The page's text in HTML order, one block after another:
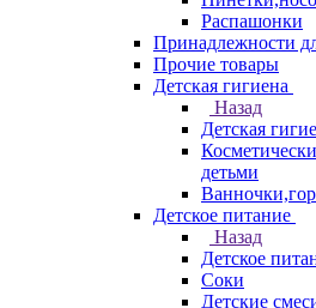
Распашонки
Принадлежности
Прочие товары
Детская гигиена
Назад
Детская
детьми
Детское питание
Назад
Детское
Соки
Детские